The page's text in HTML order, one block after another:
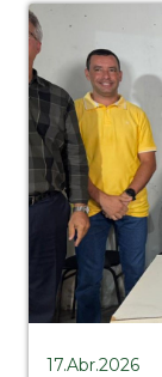
17.Abr.2026